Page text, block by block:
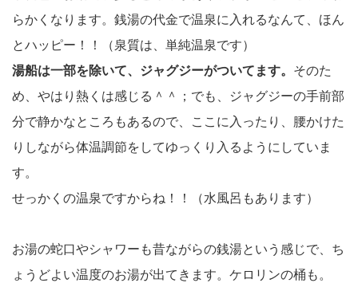
らかくなります。銭湯の代金で温泉に入れるなんて、ほん
とハッピー！！（泉質は、単純温泉です）
湯船は一部を除いて、ジャグジーがついてます。 そのた
め、やはり熱くは感じる＾＾；でも、ジャグジーの手前部
分で静かなところもあるので、ここに入ったり、腰かけた
りしながら体温調節をしてゆっくり入るようにしていま
す。
せっかくの温泉ですからね！！（水風呂もあります）
お湯の蛇口やシャワーも昔ながらの銭湯という感じで、ち
ょうどよい温度のお湯が出てきます。ケロリンの桶も。